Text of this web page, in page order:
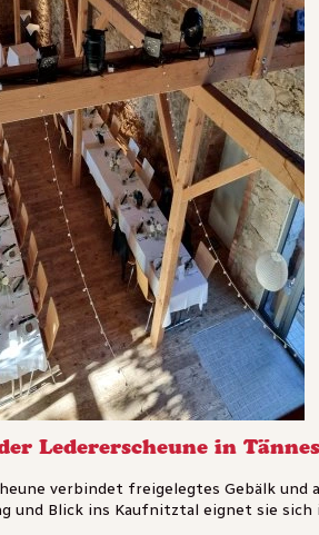
Ledererscheune in
verbindet freigelegtes Gebälk
und Blick ins Kaufnitztal eignet sie